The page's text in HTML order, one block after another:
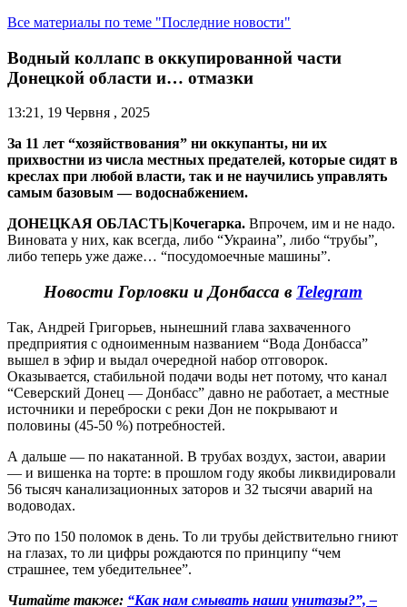
Все материалы по теме "Последние новости"
Водный коллапс в оккупированной части
Донецкой области и… отмазки
13:21, 19 Червня , 2025
За 11 лет “хозяйствования” ни оккупанты, ни их
прихвостни из числа местных предателей, которые сидят в
креслах при любой власти, так и не научились управлять
самым базовым — водоснабжением.
ДОНЕЦКАЯ ОБЛАСТЬ|Кочегарка. Впрочем, им и не надо.
Виновата у них, как всегда, либо “Украина”, либо “трубы”,
либо теперь уже даже… “посудомоечные машины”.
Новости Горловки и Донбасса в Telegram
Так, Андрей Григорьев, нынешний глава захваченного
предприятия с одноименным названием “Вода Донбасса”
вышел в эфир и выдал очередной набор отговорок.
Оказывается, стабильной подачи воды нет потому, что канал
“Северский Донец — Донбасс” давно не работает, а местные
источники и переброски с реки Дон не покрывают и
половины (45-50 %) потребностей.
А дальше — по накатанной. В трубах воздух, застои, аварии
— и вишенка на торте: в прошлом году якобы ликвидировали
56 тысяч канализационных заторов и 32 тысячи аварий на
водоводах.
Это по 150 поломок в день. То ли трубы действительно гниют
на глазах, то ли цифры рождаются по принципу “чем
страшнее, тем убедительнее”.
Читайте также: “Как нам смывать наши унитазы?”, –